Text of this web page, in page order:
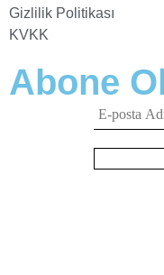
Gizlilik Politikası
KVKK
Abone
E-
posta
Adresiniz
*